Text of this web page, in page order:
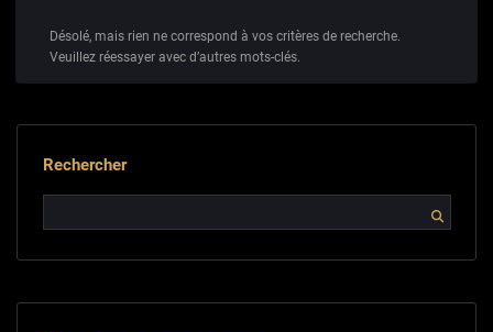
Désolé, mais rien ne correspond à vos critères de recherche.
Veuillez réessayer avec d’autres mots-clés.
Rechercher